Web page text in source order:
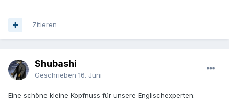
Zitieren
Shubashi
Geschrieben 16. Juni
Eine schöne kleine Kopfnuss für unsere Englischexperten: